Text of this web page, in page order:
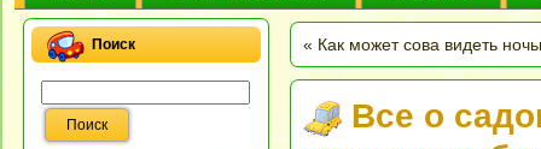
Поиск « Как может сова видеть
Все о